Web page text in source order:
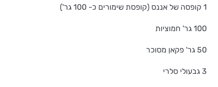
1 קופסה של אננס (קופסת שימורים כ- 100 גר')
100 גר' חמוציות
50 גר' פקאן מסוכר
3 גבעולי סלרי